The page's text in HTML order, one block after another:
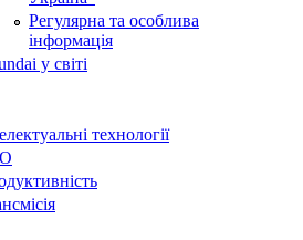
Регулярна та особлива
інформація
у світі
технології